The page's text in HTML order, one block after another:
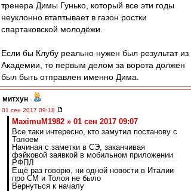
тренера Димы Гунько, который все эти годы
неуклонно втаптывает в газон ростки
спартаковской молодёжи.
Если бы Клубу реально нужен был результат из
Академии, то первым делом за ворота должен
был быть отправлен именно Дима.
митхун -
01 сен 2017 09:18
MaximuM1982 » 01 сен 2017 09:07
Все таки интересно, кто замутил постанову с
Толоем
Начиная с заметки в СЭ, заканчивая
фэйковой заявкой в мобильном приложении
РФПЛ
Ещё раз говорю, ни одной новости в Италии
про СМ и Толоя не было
Вернуться к началу